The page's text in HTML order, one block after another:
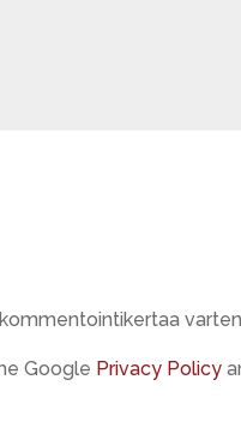
Google Privacy Policy